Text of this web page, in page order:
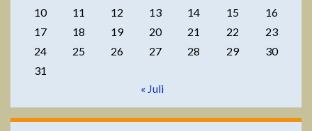
10
11 12 13 14 15
16
17
18 19 20 21 22
23
24
25 26 27 28 29
30
31
« Juli